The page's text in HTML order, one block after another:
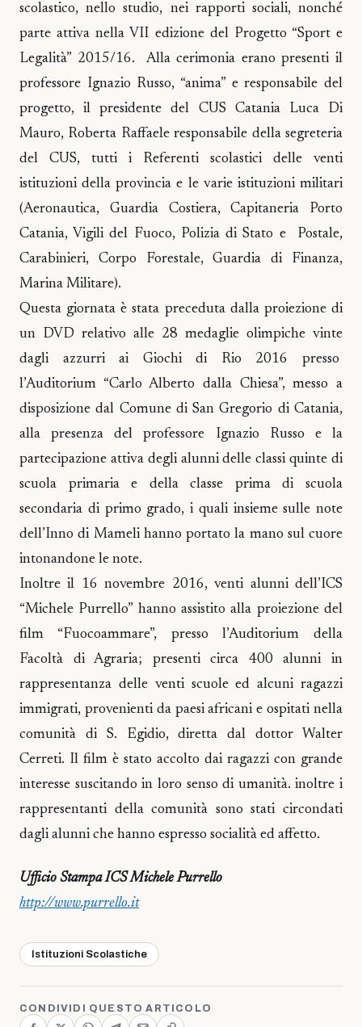
scolastico, nello studio, nei rapporti sociali, nonché
parte attiva nella VII edizione del Progetto “Sport e
Legalità” 2015/16. Alla cerimonia erano presenti il
professore Ignazio Russo, “anima” e responsabile del
progetto, il presidente del CUS Catania Luca Di
Mauro, Roberta Raffaele responsabile della segreteria
del CUS, tutti i Referenti scolastici delle venti
istituzioni della provincia e le varie istituzioni militari
(Aeronautica, Guardia Costiera, Capitaneria Porto
Catania, Vigili del Fuoco, Polizia di Stato e Postale,
Carabinieri, Corpo Forestale, Guardia di Finanza,
Marina Militare).
Questa giornata è stata preceduta dalla proiezione di
un DVD relativo alle 28 medaglie olimpiche vinte
dagli azzurri ai Giochi di Rio 2016 presso
l’Auditorium “Carlo Alberto dalla Chiesa”, messo a
disposizione dal Comune di San Gregorio di Catania,
alla presenza del professore Ignazio Russo e la
partecipazione attiva degli alunni delle classi quinte di
scuola primaria e della classe prima di scuola
secondaria di primo grado, i quali insieme sulle note
dell’Inno di Mameli hanno portato la mano sul cuore
intonandone le note.
Inoltre il 16 novembre 2016, venti alunni dell’ICS
“Michele Purrello” hanno assistito alla proiezione del
film “Fuocoammare”, presso l’Auditorium della
Facoltà di Agraria; presenti circa 400 alunni in
rappresentanza delle venti scuole ed alcuni ragazzi
immigrati, provenienti da paesi africani e ospitati nella
comunità di S. Egidio, diretta dal dottor Walter
Cerreti. Il film è stato accolto dai ragazzi con grande
interesse suscitando in loro senso di umanità. inoltre i
rappresentanti della comunità sono stati circondati
dagli alunni che hanno espresso socialità ed affetto.
Ufficio Stampa ICS Michele Purrello
http://www.purrello.it
Istituzioni Scolastiche
CONDIVIDI QUESTO ARTICOLO